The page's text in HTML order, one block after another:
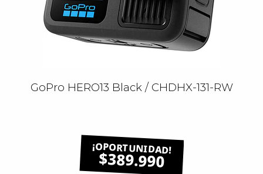
GoPro HERO13 Black / CHDHX-131-RW
$389.990